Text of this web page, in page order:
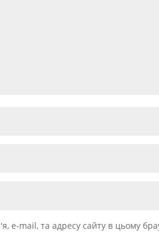
e-mail, та адресу сайту в цьому